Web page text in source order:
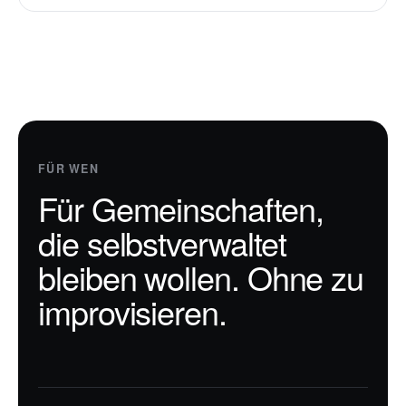
FÜR WEN
Für Gemeinschaften,
die selbstverwaltet
bleiben wollen. Ohne zu
improvisieren.